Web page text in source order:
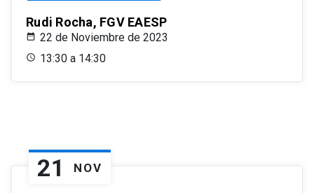
Rudi Rocha, FGV EAESP
22 de Noviembre de 2023
13:30 a 14:30
21 NOV